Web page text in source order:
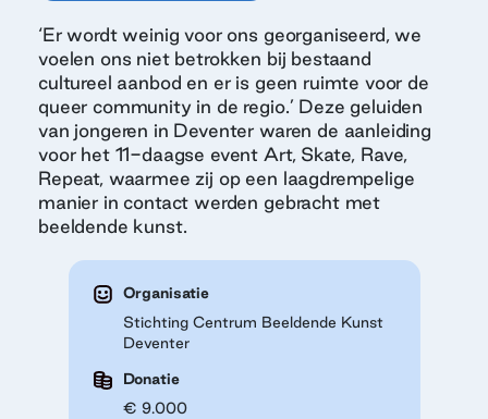
‘Er wordt weinig voor ons georganiseerd, we
voelen ons niet betrokken bij bestaand
cultureel aanbod en er is geen ruimte voor de
queer community in de regio.’ Deze geluiden
van jongeren in Deventer waren de aanleiding
voor het 11-daagse event Art, Skate, Rave,
Repeat, waarmee zij op een laagdrempelige
manier in contact werden gebracht met
beeldende kunst.
Organisatie
Stichting Centrum Beeldende Kunst
Deventer
Donatie
€ 9.000